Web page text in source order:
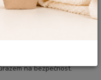
Drewex
svým
na bezpečnost.